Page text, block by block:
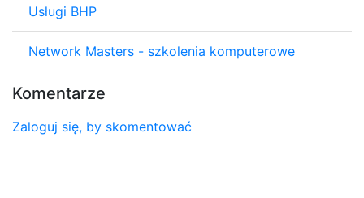
Usługi BHP
Network Masters - szkolenia komputerowe
Komentarze
Zaloguj się, by skomentować